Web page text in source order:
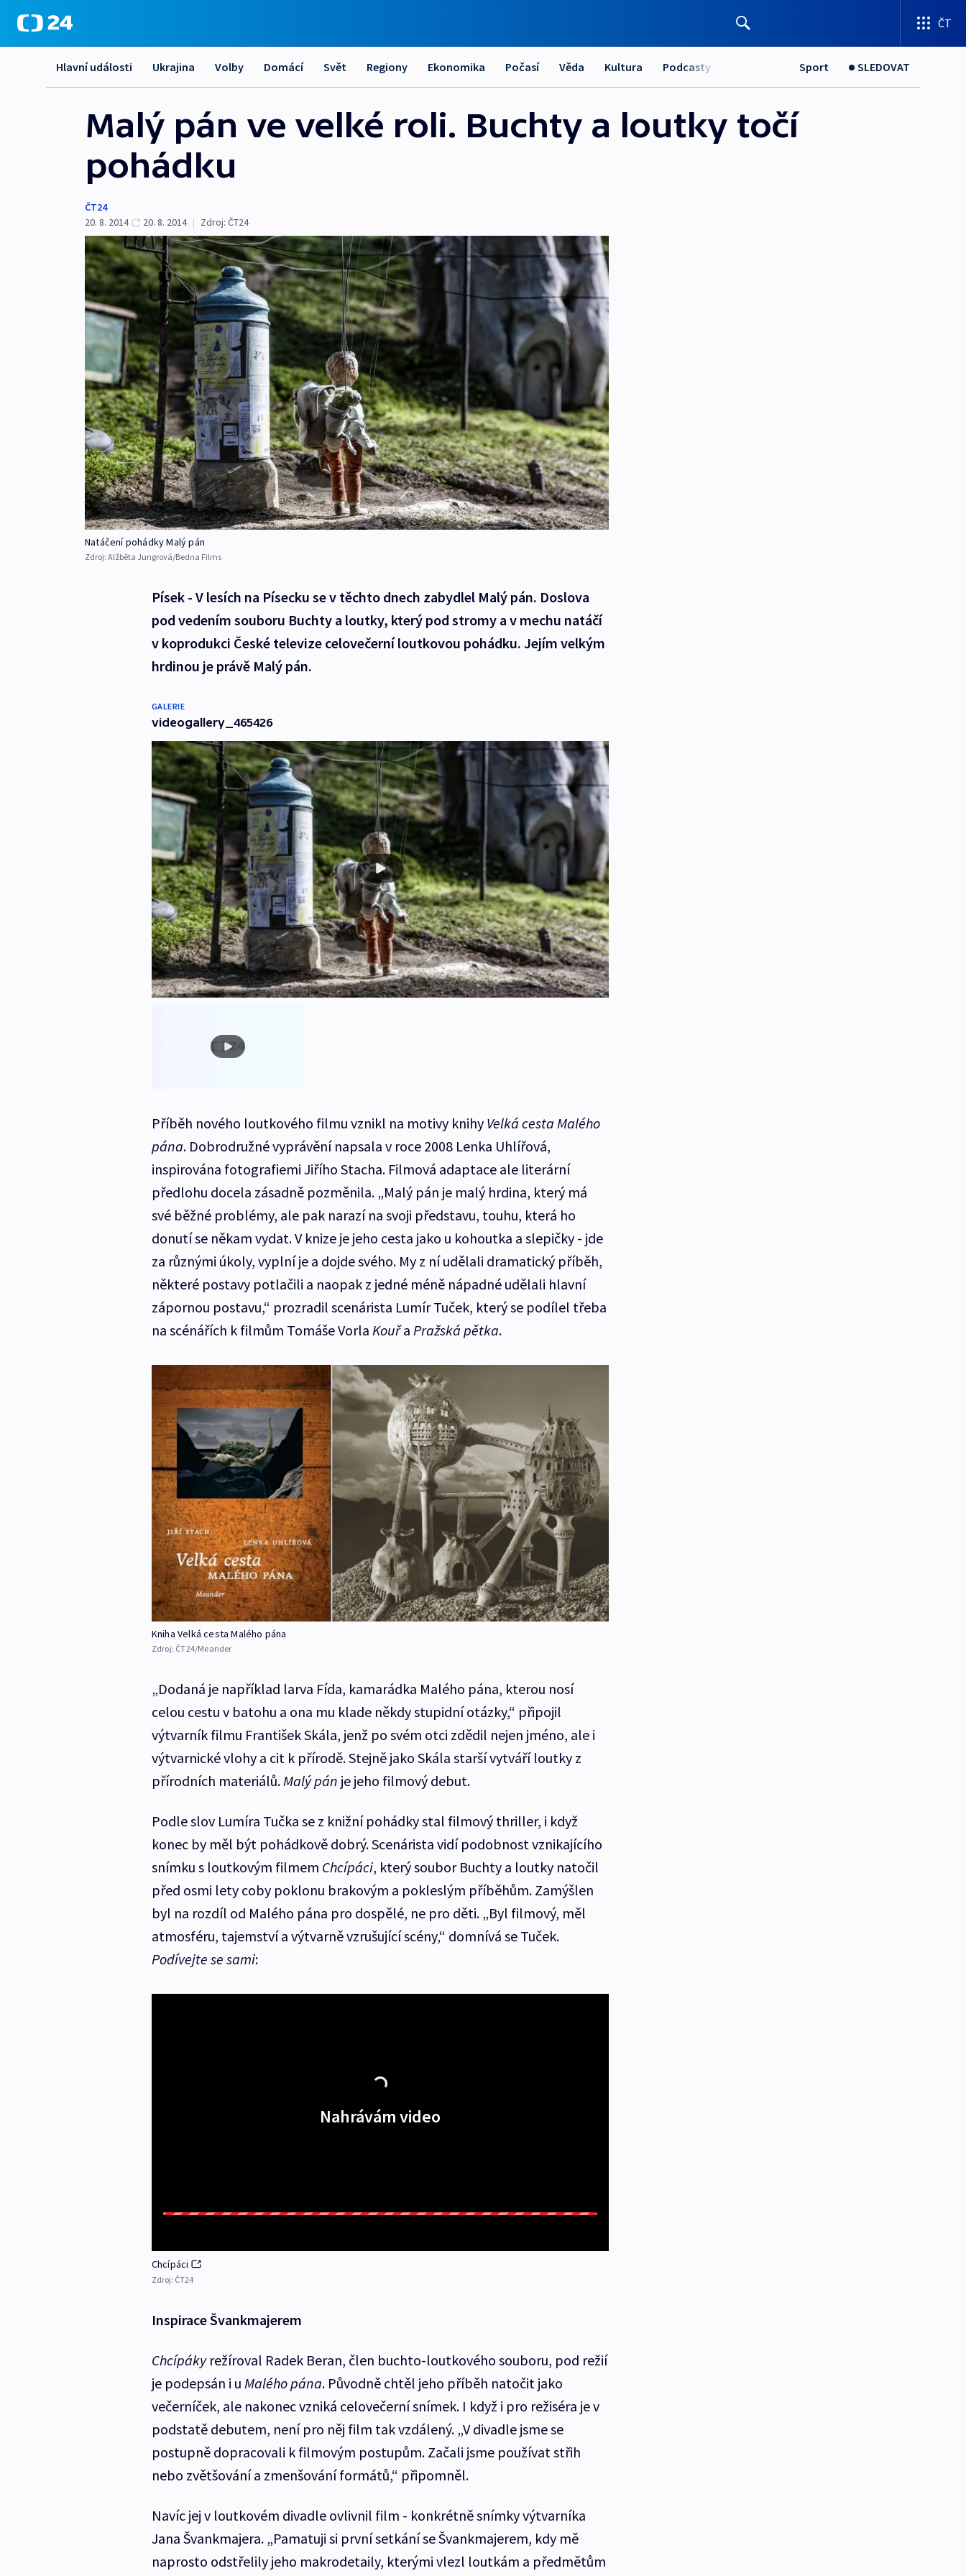
ČT
Hlavní události Ukrajina Volby Domácí Svět Regiony Ekonomika Počasí Věda Kultura Podcasty Sport SLEDOVAT
Malý pán ve velké roli. Buchty a loutky točí
pohádku
ČT24
20. 8. 2014
20. 8. 2014 | Zdroj: ČT24
Natáčení pohádky Malý pán
Zdroj: Alžběta Jungrová/Bedna Films
Písek - V lesích na Písecku se v těchto dnech zabydlel Malý pán. Doslova
pod vedením souboru Buchty a loutky, který pod stromy a v mechu natáčí
v koprodukci České televize celovečerní loutkovou pohádku. Jejím velkým
hrdinou je právě Malý pán.
GALERIE
videogallery_465426
Příběh nového loutkového filmu vznikl na motivy knihy Velká cesta Malého
pána. Dobrodružné vyprávění napsala v roce 2008 Lenka Uhlířová,
inspirována fotografiemi Jiřího Stacha. Filmová adaptace ale literární
předlohu docela zásadně pozměnila. „Malý pán je malý hrdina, který má
své běžné problémy, ale pak narazí na svoji představu, touhu, která ho
donutí se někam vydat. V knize je jeho cesta jako u kohoutka a slepičky - jde
za různými úkoly, vyplní je a dojde svého. My z ní udělali dramatický příběh,
některé postavy potlačili a naopak z jedné méně nápadné udělali hlavní
zápornou postavu,“ prozradil scenárista Lumír Tuček, který se podílel třeba
na scénářích k filmům Tomáše Vorla Kouřa Pražská pětka.
Kniha Velká cesta Malého pána
Zdroj: ČT24/Meander
„Dodaná je například larva Fída, kamarádka Malého pána, kterou nosí
celou cestu v batohu a ona mu klade někdy stupidní otázky,“ připojil
výtvarník filmu František Skála, jenž po svém otci zdědil nejen jméno, ale i
výtvarnické vlohy a cit k přírodě. Stejně jako Skála starší vytváří loutky z
přírodních materiálů.Malý pán je jeho filmový debut.
Podle slov Lumíra Tučka se z knižní pohádky stal filmový thriller, i když
konec by měl být pohádkově dobrý. Scenárista vidí podobnost vznikajícího
snímku s loutkovým filmem Chcípáci, který soubor Buchty a loutky natočil
před osmi lety coby poklonu brakovým a pokleslým příběhům. Zamýšlen
byl na rozdíl od Malého pána pro dospělé, ne pro děti. „Byl filmový, měl
atmosféru, tajemství a výtvarně vzrušující scény,“ domnívá se Tuček.
Podívejte se sami:
Nahrávám video
Chcípáci
Zdroj: ČT24
Inspirace Švankmajerem
Chcípákyrežíroval Radek Beran, člen buchto-loutkového souboru, pod režií
je podepsán i u Malého pána. Původně chtěl jeho příběh natočit jako
večerníček, ale nakonec vzniká celovečerní snímek. I když i pro režiséra je v
podstatě debutem, není pro něj film tak vzdálený. „V divadle jsme se
postupně dopracovali k filmovým postupům. Začali jsme používat střih
nebo zvětšování a zmenšování formátů,“ připomněl.
Navíc jej v loutkovém divadle ovlivnil film - konkrétně snímky výtvarníka
Jana Švankmajera. „Pamatuji si první setkání se Švankmajerem, kdy mě
naprosto odstřelily jeho makrodetaily, kterými vlezl loutkám a předmětům